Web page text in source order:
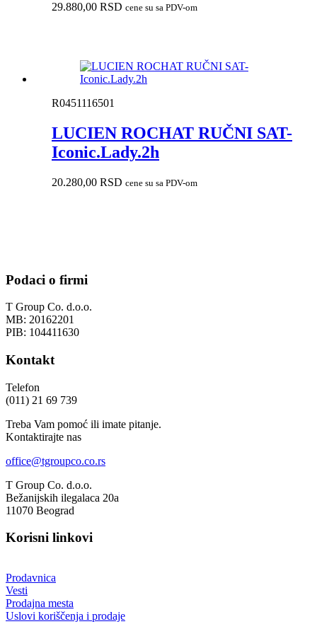
29.880,00 RSD cene su sa PDV-om
R0451116501
LUCIEN ROCHAT RUČNI SAT-
Iconic.Lady.2h
20.280,00 RSD cene su sa PDV-om
Podaci o firmi
T Group Co. d.o.o.
MB: 20162201
PIB: 104411630
Kontakt
Telefon
(011) 21 69 739
Treba Vam pomoć ili imate pitanje.
Kontaktirajte nas
office@tgroupco.co.rs
T Group Co. d.o.o.
Bežanijskih ilegalaca 20a
11070 Beograd
Korisni linkovi
Prodavnica
Vesti
Prodajna mesta
Uslovi koriščenja i prodaje